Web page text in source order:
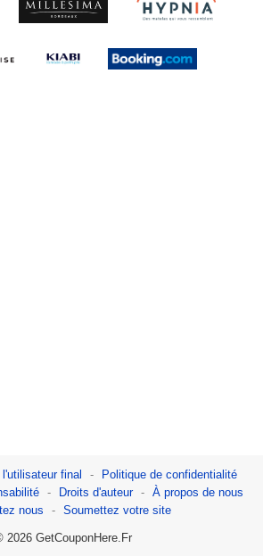
final
Politique de confidentialité
Droits d'auteur
À propos de nous
nous
Soumettez votre site
2026 GetCouponHere.Fr